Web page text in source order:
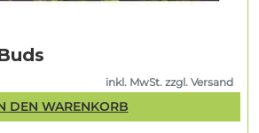
inkl. MwSt. zzgl. Versand
DEN WARENKORB